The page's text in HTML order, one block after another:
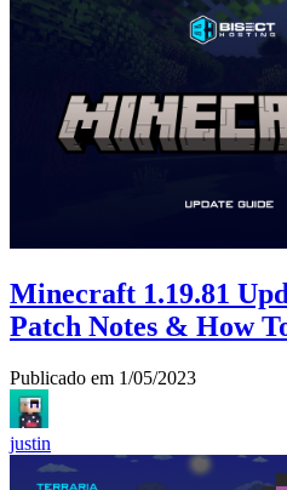
Minecraft 1.19.81
Patch Notes & How
Publicado em 1/05/2023
justin